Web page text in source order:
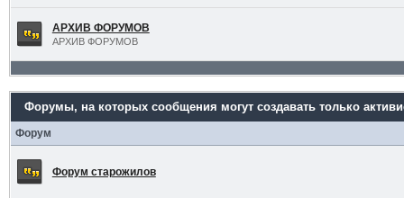
АРХИВ ФОРУМОВ
АРХИВ ФОРУМОВ
Форумы, на которых сообщения могут создавать только
Форум
Форум старожилов